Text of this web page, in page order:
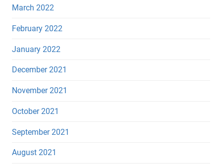
March 2022
February 2022
January 2022
December 2021
November 2021
October 2021
September 2021
August 2021